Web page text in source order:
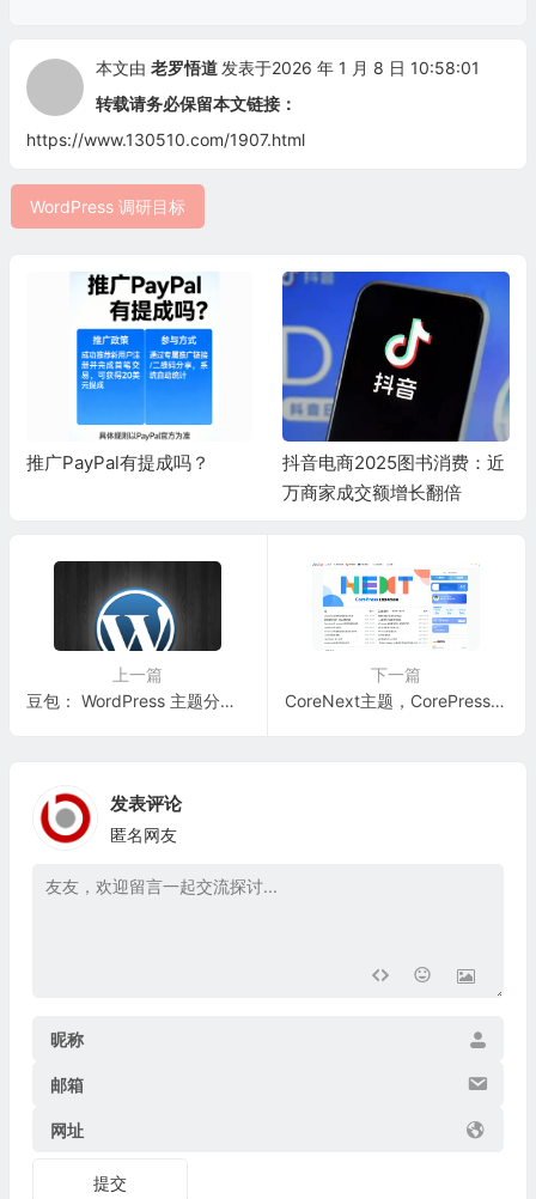
本文由 老罗悟道 发表于2026 年 1 月 8 日 10:58:01
转载请务必保留本文链接：
https://www.130510.com/1907.html
WordPress 调研目标
推广PayPal有提成吗？
抖音电商2025图书消费：近
万商家成交额增长翻倍
上一篇
豆包： WordPress 主题分类及选型
下一篇
CoreNext主题，CorePress重构版本，一款强大的免费的CMS类主题，适合个人博客，极客
发表评论
匿名网友
昵称
邮箱
网址
提交